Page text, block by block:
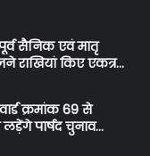
सैनिक एवं मातृ
राखियां किए एकत्र…
क्रमांक 69 से
लड़ेंगे पार्षद चुनाव…